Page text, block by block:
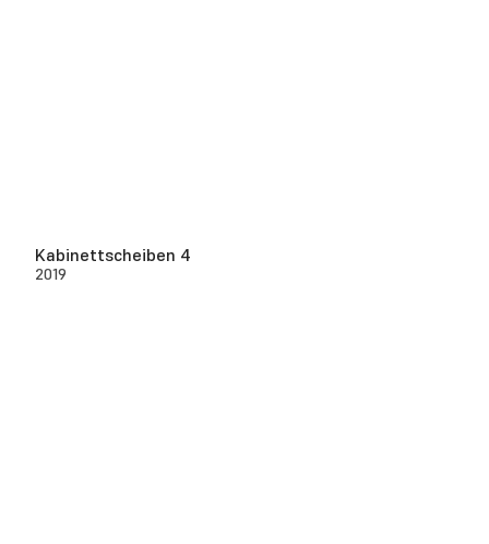
Kabinettscheiben 4
2019